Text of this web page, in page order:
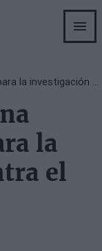
Victor Oladipo dona 50.000 dólares para la investigación contra el cáncer
la
el